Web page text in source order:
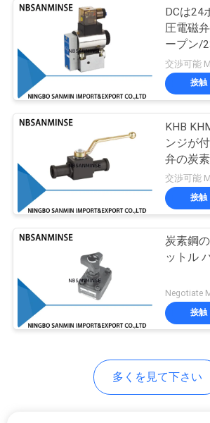
さ
い
ニ
ュ
ス
引
を
空気の空気シ
ダー
空気の空気付
HVACバルブ
DCは24
圧電磁
ープン/
閉めま
交渉可能
接触
KHB
ンジが
弁の炭
25mmの
た
交渉可能
接触
炭素鋼
ットル
Negotiate
接触
多くを見て下さい